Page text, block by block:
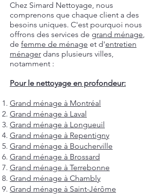
Chez Simard Nettoyage, nous
comprenons que chaque client a des
besoins uniques. C'est pourquoi nous
offrons des services de grand ménage,
de femme de ménage et d'entretien
ménager dans plusieurs villes,
notamment :
Pour le nettoyage en profondeur:
Grand ménage à Montréal
Grand ménage à Laval
Grand ménage à Longueuil
Grand ménage à Repentigny
Grand ménage à Boucherville
Grand ménage à Brossard
Grand ménage à Terrebonne
Grand ménage à Chambly
Grand ménage à Saint-Jérôme